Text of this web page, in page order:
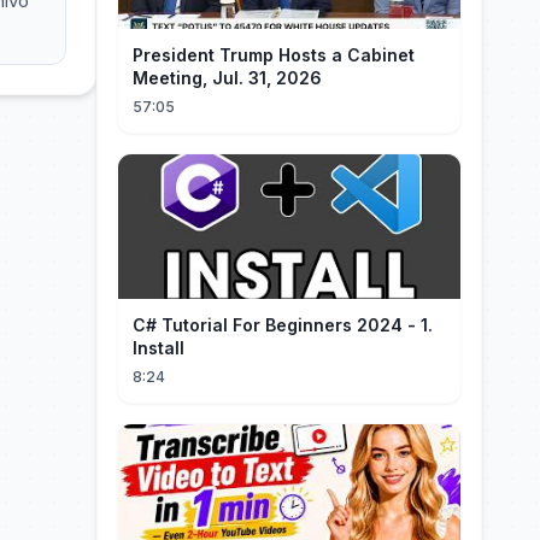
President Trump Hosts a Cabinet
Meeting, Jul. 31, 2026
57:05
C# Tutorial For Beginners 2024 - 1.
Install
8:24